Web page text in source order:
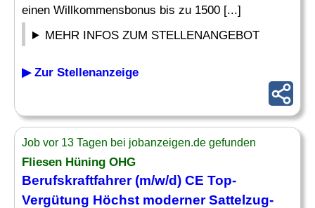
einen Willkommensbonus bis zu 1500 [...]
MEHR INFOS ZUM STELLENANGEBOT
▶ Zur Stellenanzeige
Job vor 13 Tagen bei jobanzeigen.de gefunden
Fliesen Hüning OHG
Berufskraftfahrer (m/w/d) CE Top-
Vergütung Höchst moderner Sattelzug-